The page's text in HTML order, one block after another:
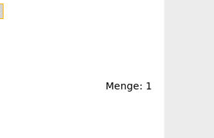
Menge: 1